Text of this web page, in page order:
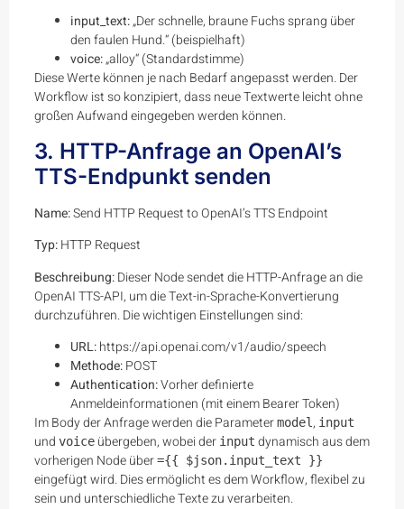
input_text:„Der schnelle, braune Fuchs sprang über
den faulen Hund.“ (beispielhaft)
voice:„alloy“ (Standardstimme)
Diese Werte können je nach Bedarf angepasst werden. Der
Workflow ist so konzipiert, dass neue Textwerte leicht ohne
großen Aufwand eingegeben werden können.
3. HTTP-Anfrage an OpenAI’s
TTS-Endpunkt senden
Name:Send HTTP Request to OpenAI’s TTS Endpoint
Typ:HTTP Request
Beschreibung:Dieser Node sendet die HTTP-Anfrage an die
OpenAI TTS-API, um die Text-in-Sprache-Konvertierung
durchzuführen. Die wichtigen Einstellungen sind:
URL:https://api.openai.com/v1/audio/speech
Methode:POST
Authentication:Vorher definierte
Anmeldeinformationen (mit einem Bearer Token)
Im Body der Anfrage werden die Parametermodel, input
und voice übergeben, wobei der input dynamisch aus dem
vorherigen Node über={{ $json.input_text }}
eingefügt wird. Dies ermöglicht es dem Workflow, flexibel zu
sein und unterschiedliche Texte zu verarbeiten.